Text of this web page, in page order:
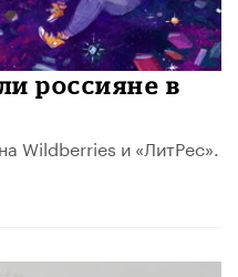
россияне в
Wildberries и «ЛитРес».